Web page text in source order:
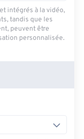
intégrés à la vidéo,
tandis que les
peuvent être
personnalisée.